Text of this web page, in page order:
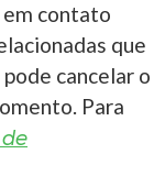
em contato
que
cancelar o
Para